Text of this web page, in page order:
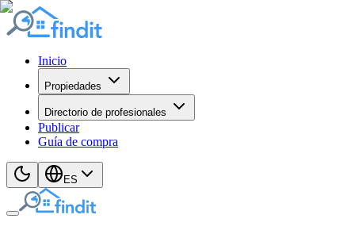
Inicio
Propiedades
Directorio de profesionales
Publicar
Guía de compra
ES